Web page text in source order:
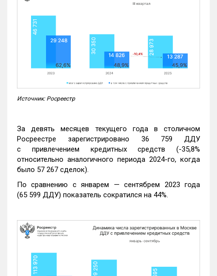
Источник: Росреестр
За девять месяцев текущего года в столичном
Росреестре зарегистрировано 36 759 ДДУ
с привлечением кредитных средств (-35,8%
относительно аналогичного периода 2024-го, когда
было 57 267 сделок).
По сравнению с январем — сентябрем 2023 года
(65 599 ДДУ) показатель сократился на 44%.